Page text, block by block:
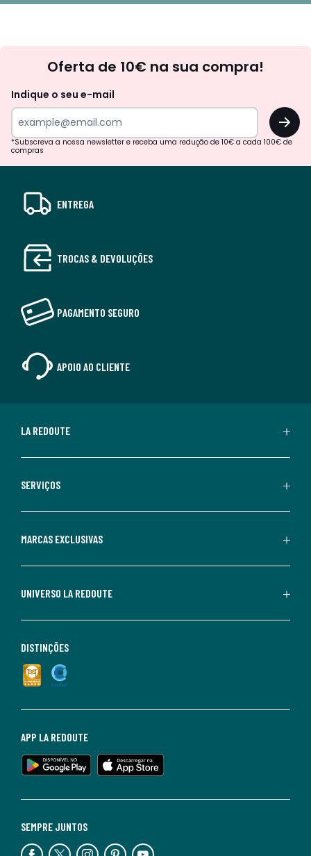
Oferta de 10€ na sua compra!
Indique o seu e-mail
OK
*Subscreva a nossa newsletter e receba uma redução de 10€ a cada 100€ de
compras
ENTREGA
TROCAS & DEVOLUÇÕES
PAGAMENTO SEGURO
APOIO AO CLIENTE
LA REDOUTE
SERVIÇOS
MARCAS EXCLUSIVAS
UNIVERSO LA REDOUTE
SEMPRE JUNTOS
APP LA REDOUTE
DISTINÇÕES